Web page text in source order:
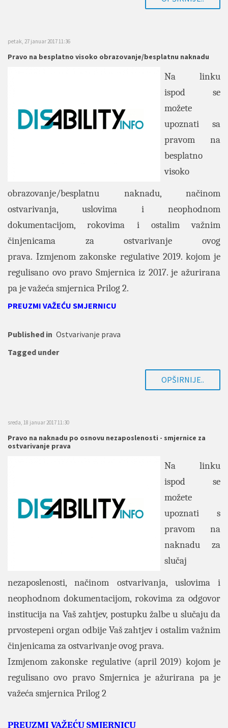
petak, 27 januar 2017 11:36
Pravo na besplatno visoko obrazovanje/besplatnu naknadu
Na linku
ispod se
možete
upoznati sa
pravom na
besplatno
visoko
obrazovanje/besplatnu naknadu, načinom
ostvarivanja, uslovima i neophodnom
dokumentacijom, rokovima i ostalim važnim
činjenicama za ostvarivanje ovog
prava. Izmjenom zakonske regulative 2019. kojom je
regulisano ovo pravo Smjernica iz 2017. je ažurirana
pa je važeća smjernica Prilog 2.
PREUZMI VAŽEĆU SMJERNICU
Published in Ostvarivanje prava
Tagged under
OPŠIRNIJE..
sreda, 18 januar 2017 11:30
Pravo na naknadu po osnovu nezaposlenosti - smjernice za
ostvarivanje prava
Na linku
ispod se
možete
upoznati s
pravom na
naknadu za
slučaj
nezaposlenosti, načinom ostvarivanja, uslovima i
neophodnom dokumentacijom, rokovima za odgovor
institucija na Vaš zahtjev, postupku žalbe u slučaju da
prvostepeni organ odbije Vaš zahtjev i ostalim važnim
činjenicama za ostvarivanje ovog prava.
Izmjenom zakonske regulative (april 2019) kojom je
regulisano ovo pravo Smjernica je ažurirana pa je
važeća smjernica Prilog 2
PREUZMI VAŽEĆU SMJERNICU